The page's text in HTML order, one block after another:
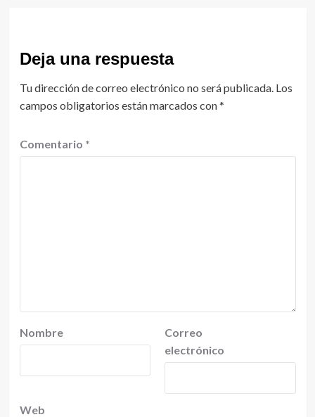
Deja una respuesta
Tu dirección de correo electrónico no será publicada. Los
campos obligatorios están marcados con*
Comentario *
Nombre
Correo
electrónico
Web